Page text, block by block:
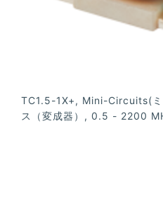
TC1.5-1X+, Mini-Circuits(ミ
ス（変成器）, 0.5 - 2200